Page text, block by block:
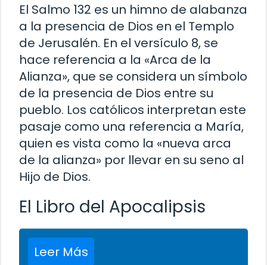
El Salmo 132 es un himno de alabanza
a la presencia de Dios en el Templo
de Jerusalén. En el versículo 8, se
hace referencia a la «Arca de la
Alianza», que se considera un símbolo
de la presencia de Dios entre su
pueblo. Los católicos interpretan este
pasaje como una referencia a María,
quien es vista como la «nueva arca
de la alianza» por llevar en su seno al
Hijo de Dios.
El Libro del Apocalipsis
Leer Más